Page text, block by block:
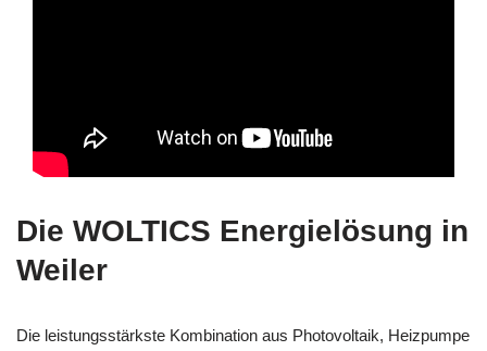
Die WOLTICS Energielösung in
Weiler
Die leistungsstärkste Kombination aus Photovoltaik, Heizpumpe